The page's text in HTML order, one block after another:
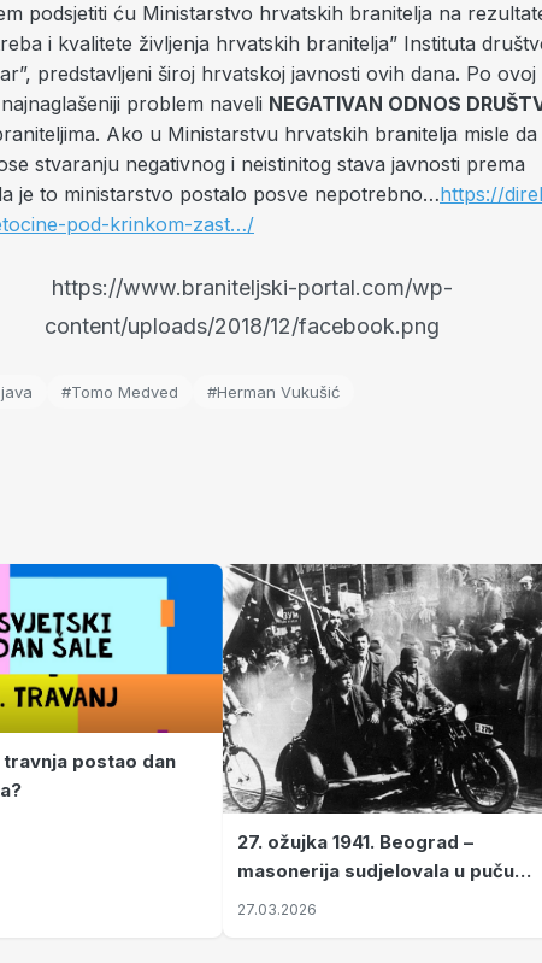
podsjetiti ću Ministarstvo hrvatskih branitelja na
i kvalitete življenja hrvatskih branitelja” Instituta
predstavljeni široj hrvatskoj javnosti ovih dana. Po ovoj
problem naveli NEGATIVAN ODNOS
Ako u Ministarstvu hrvatskih branitelja misle
stvaranju negativnog i neistinitog stava javnosti prema
je to ministarstvo postalo posve nepotrebno…https://
pod-krinkom-zast…/
#Tomo Medved #Herman Vukušić
travnja postao dan
27. ožujka 1941. Beograd –
masonerija sudjelovala u puču
koji je Jugoslaviju odveo u krvavi
27.03.2026